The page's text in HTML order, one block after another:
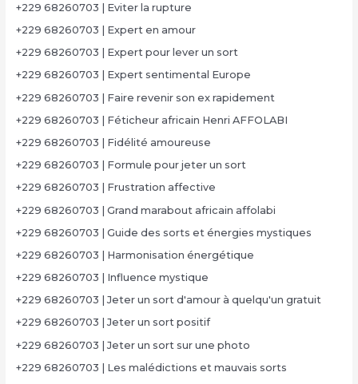
+229 68260703 | Eviter la rupture
+229 68260703 | Expert en amour
+229 68260703 | Expert pour lever un sort
+229 68260703 | Expert sentimental Europe
+229 68260703 | Faire revenir son ex rapidement
+229 68260703 | Féticheur africain Henri AFFOLABI
+229 68260703 | Fidélité amoureuse
+229 68260703 | Formule pour jeter un sort
+229 68260703 | Frustration affective
+229 68260703 | Grand marabout africain affolabi
+229 68260703 | Guide des sorts et énergies mystiques
+229 68260703 | Harmonisation énergétique
+229 68260703 | Influence mystique
+229 68260703 | Jeter un sort d'amour à quelqu'un gratuit
+229 68260703 | Jeter un sort positif
+229 68260703 | Jeter un sort sur une photo
+229 68260703 | Les malédictions et mauvais sorts